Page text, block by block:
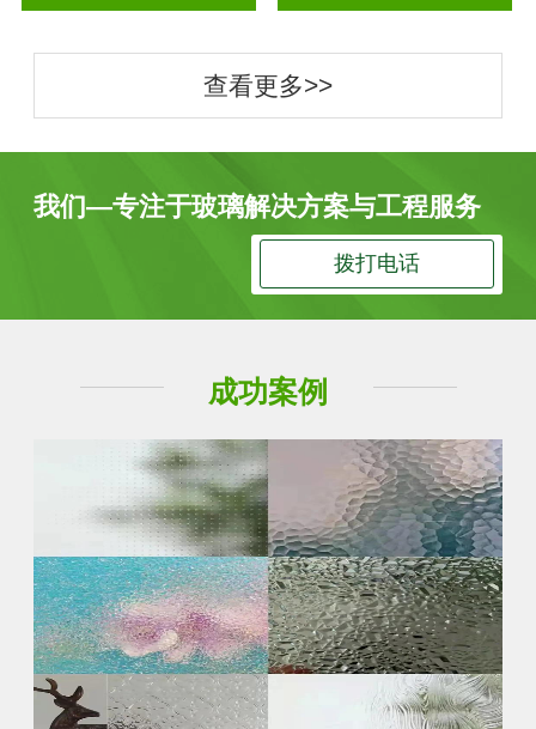
查看更多>>
我们—专注于玻璃解决方案与工程服务
拨打电话
成功案例